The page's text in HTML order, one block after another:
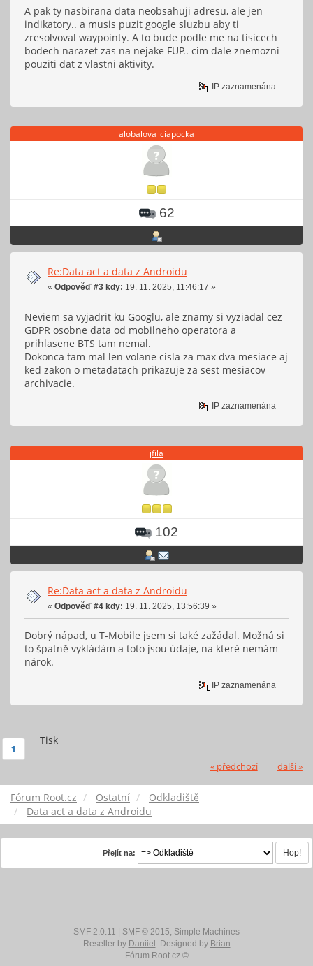
A pak ty nasbirana data neobsahuji adresu, ale jen
indikatory.. a musis puzit google sluzbu aby ti
zresolvoval waypointy. A to bude podle me na tisicech
bodech narazet zas na nejake FUP.. cim dale znemozni
pouziti dat z vlastni aktivity.
IP zaznamenána
alobalova_ciapocka
62
Re:Data act a data z Androidu
« Odpověď #3 kdy: 19. 11. 2025, 11:46:17 »
Neviem sa vyjadrit ku Googlu, ale znamy si vyziadal cez
GDPR osobne data od mobilneho operatora a
prihlasene BTS tam nemal.
Dokonca tam mal len volane cisla za max dva mesiace aj
ked zakon o metadatach prikazuje za sest mesiacov
archivacie.
IP zaznamenána
jfila
102
Re:Data act a data z Androidu
« Odpověď #4 kdy: 19. 11. 2025, 13:56:39 »
Dobrý nápad, u T-Mobile jsem si také zažádal. Možná si
to špatně vykládám a toto jsou údaje, na které nemám
nárok.
IP zaznamenána
Tisk
1
« předchozí další »
Fórum Root.cz Ostatní
Odkladiště
Data act a data z Androidu
Přejít na:
SMF 2.0.11 SMF © 2015, Simple Machines
Reseller by Daniiel . Designed by Brian
Fórum Root.cz ©